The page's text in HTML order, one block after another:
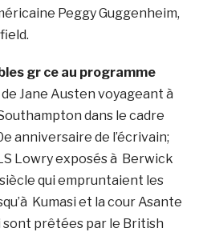
Peggy Guggenheim,
gr ce au programme
Jane Austen voyageant à
dans le cadre
anniversaire de l’écrivain;
Lowry exposés à Berwick
qui empruntaient les
Kumasi et la cour Asante
sont prêtées par le British